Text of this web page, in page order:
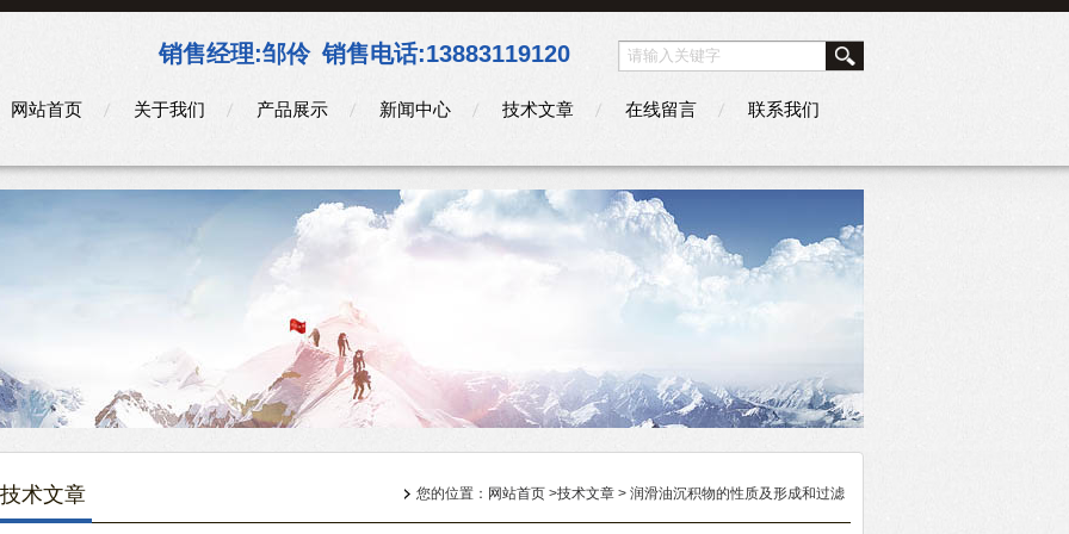
销售经理:邹伶 销售电话:13883119120
网站首页 关于我们 产品展示 新闻中心 技术文章 在线留言 联系我们
技术文章 您的位置： 网站首页 >技术文章 > 润滑油沉积物的性质及形成和过滤